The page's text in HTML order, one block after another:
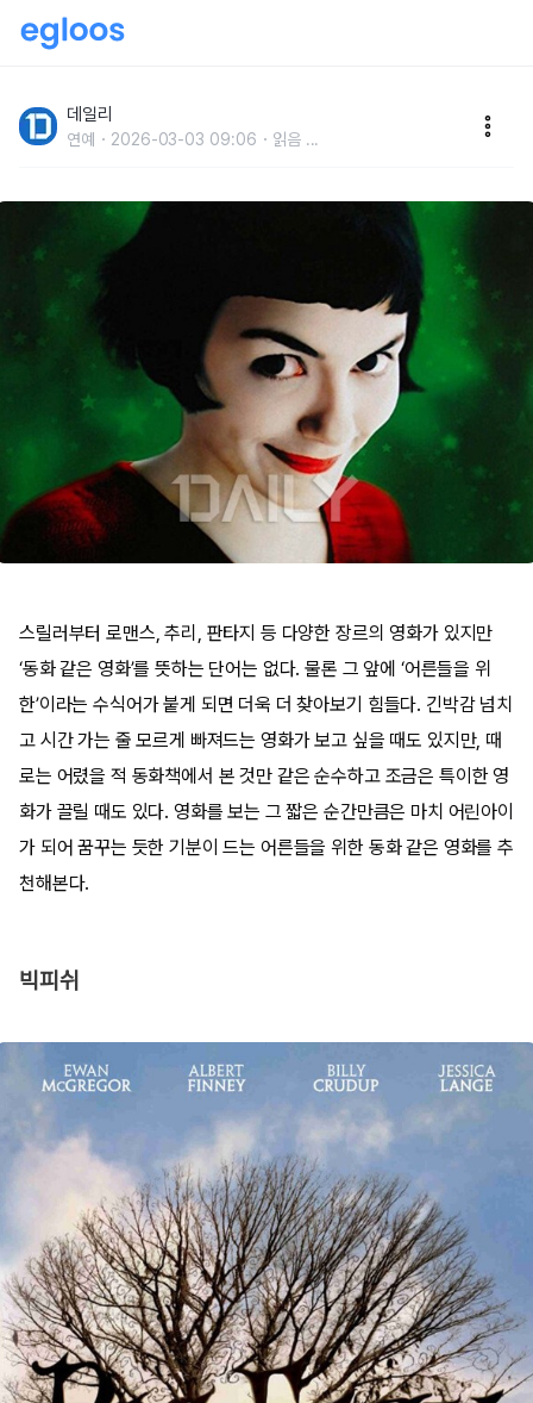
데일리
연예 2026-03-03 09:06 읽음 ...
스릴러부터 로맨스, 추리, 판타지 등 다양한 장르의 영화가 있지만
‘동화 같은 영화’를 뜻하는 단어는 없다. 물론 그 앞에 ‘어른들을 위
한’이라는 수식어가 붙게 되면 더욱 더 찾아보기 힘들다. 긴박감 넘치
고 시간 가는 줄 모르게 빠져드는 영화가 보고 싶을 때도 있지만, 때
로는 어렸을 적 동화책에서 본 것만 같은 순수하고 조금은 특이한 영
화가 끌릴 때도 있다. 영화를 보는 그 짧은 순간만큼은 마치 어린아이
가 되어 꿈꾸는 듯한 기분이 드는 어른들을 위한 동화 같은 영화를 추
천해본다.
빅피쉬